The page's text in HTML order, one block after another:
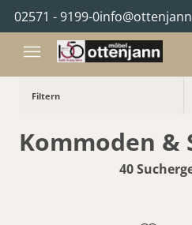
02571 - 9199-0
Filtern
Kommoden &
40